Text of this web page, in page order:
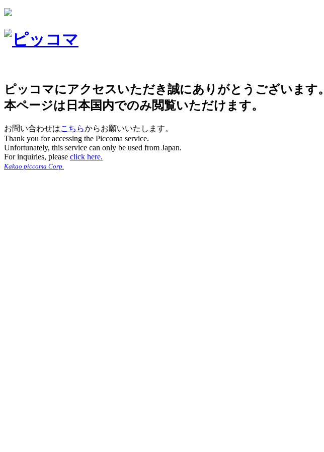
ピッコマにアクセスいただき誠にありがとうございます。
本ページは日本国内でのみ閲覧いただけます。
お問い合わせはこちらからお願いいたします。
Thank you for accessing the Piccoma service.
Unfortunately, this service can only be used from Japan.
For inquiries, please click here.
Kakao piccoma Corp.